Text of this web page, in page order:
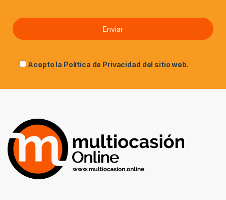
Acepto la Política de Privacidad del sitio web.